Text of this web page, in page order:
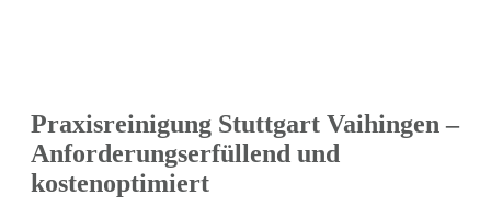
Praxisreinigung Stuttgart Vaihingen –
Anforderungserfüllend und
kostenoptimiert